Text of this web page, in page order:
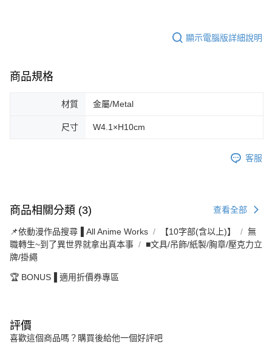
顯示電腦版詳細說明
商品規格
材質 金屬/Metal
尺寸 W4.1×H10cm
客服
商品相關分類 (3) 查看全部
📌依動漫作品搜尋▐ All Anime Works 【10字部(含以上)】
無
職轉生~到了異世界就拿出真本事
■文具/吊飾/紙製/胸章/壓克力立
牌/掛繩
🏆 BONUS▐ 適用折價券專區
評價
喜歡這個商品嗎？購買後給他一個好評吧